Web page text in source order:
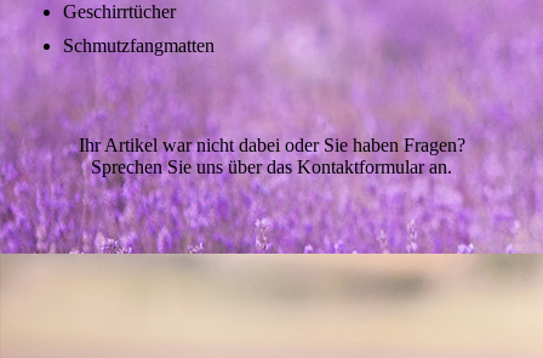
Geschirrtücher
Schmutzfangmatten
Ihr Artikel war nicht dabei oder Sie haben Fragen?
Sprechen Sie uns über das Kontaktformular an.